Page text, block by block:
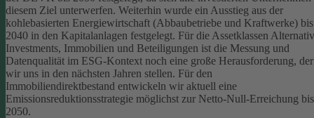
diesem Ziel unterwerfen. Weiterhin wurde ein Ausstieg aus der
kohlebasierten Energiewirtschaft (Abbaubetriebe und Kraftwerke) bis
2040 in den Kapitalanlagen festgelegt. Für die Assetklassen
Investments, Immobilien und Beteiligungen ist die Messung und
Datenqualität im ESG-Kontext noch eine große Herausforderung, der
wir uns in den nächsten Jahren stellen. Für den
Immobiliendirektbestand entwickeln wir aktuell eine
Emissionsreduktionsstrategie möglichst zur Netto-Null-Erreichung bis
2050.